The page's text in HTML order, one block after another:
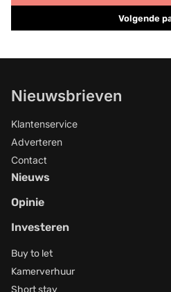
Volgende
Nieuwsbrieven
Klantenservice
Adverteren
Contact
Nieuws
Opinie
Investeren
Buy to let
Kamerverhuur
Short stay